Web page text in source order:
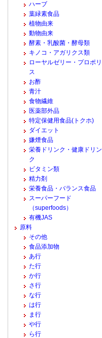
ハーブ
葉緑素食品
植物由来
動物由来
酵素・乳酸菌・酵母類
キノコ・アガリクス類
ローヤルゼリー・プロポリ
ス
お酢
青汁
食物繊維
医薬部外品
特定保健用食品(トクホ)
ダイエット
嫌煙食品
栄養ドリンク・健康ドリン
ク
ビタミン類
精力剤
栄養食品・バランス食品
スーパーフード
（superfoods）
有機JAS
原料
その他
食品添加物
あ行
た行
か行
さ行
な行
は行
ま行
や行
ら行